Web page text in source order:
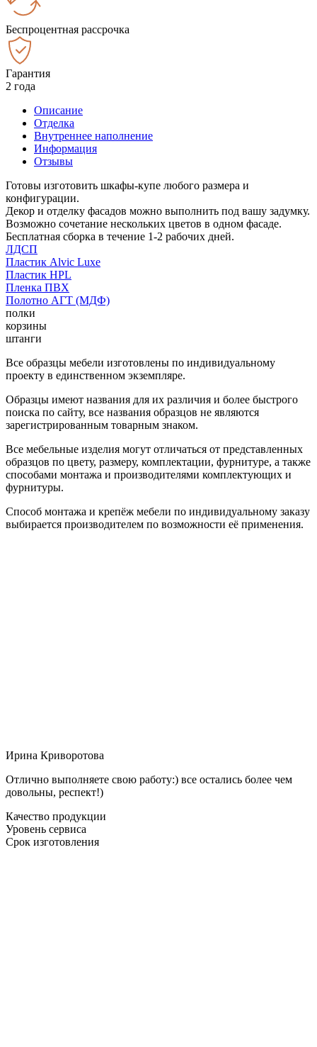
Беспроцентная рассрочка
Гарантия
2 года
Описание
Отделка
Внутреннее наполнение
Информация
Отзывы
Готовы изготовить шкафы-купе любого размера и
конфигурации.
Декор и отделку фасадов можно выполнить под вашу задумку.
Возможно сочетание нескольких цветов в одном фасаде.
Бесплатная сборка в течение 1-2 рабочих дней.
ЛДСП
Пластик Alvic Luxe
Пластик HPL
Пленка ПВХ
Полотно АГТ (МДФ)
полки
корзины
штанги
Все образцы мебели изготовлены по индивидуальному
проекту в единственном экземпляре.
Образцы имеют названия для их различия и более быстрого
поиска по сайту, все названия образцов не являются
зарегистрированным товарным знаком.
Все мебельные изделия могут отличаться от представленных
образцов по цвету, размеру, комплектации, фурнитуре, а также
способами монтажа и производителями комплектующих и
фурнитуры.
Способ монтажа и крепёж мебели по индивидуальному заказу
выбирается производителем по возможности её применения.
Ирина Криворотова
Отлично выполняете свою работу:) все остались более чем
довольны, респект!)
Качество продукции
Уровень сервиса
Срок изготовления